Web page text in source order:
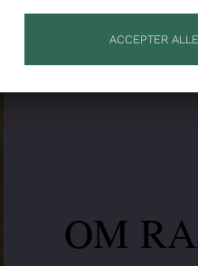
OM